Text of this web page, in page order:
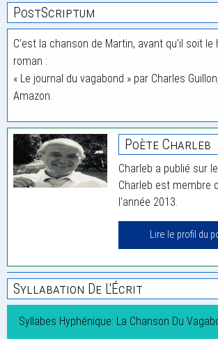
PostScriptum
C’est la chanson de Martin, avant qu’il soit
roman :
« Le journal du vagabond » par Charles
Amazon.
Poète Charleb
Charleb a publié sur
Charleb est membre
l'année 2013.
Lire le profil du
Syllabation De L'Écrit
Syllabes Hyphénique: La Chanson Du